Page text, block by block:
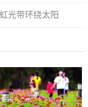
光带环绕太阳